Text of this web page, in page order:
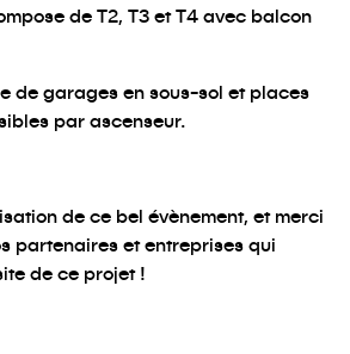
de T2, T3 et T4 avec balcon
de garages en sous-sol et places
par ascenseur.
de ce bel évènement, et merci
partenaires et entreprises qui
de ce projet !